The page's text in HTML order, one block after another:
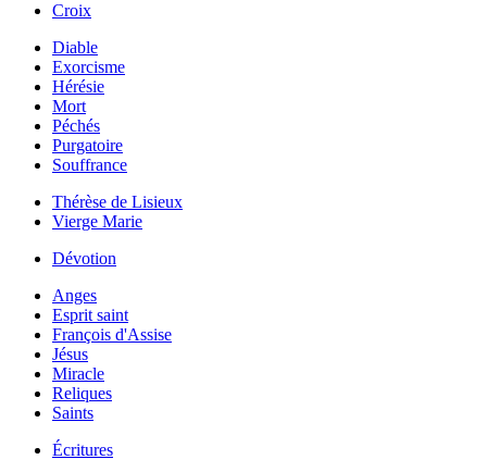
Croix
Diable
Exorcisme
Hérésie
Mort
Péchés
Purgatoire
Souffrance
Thérèse de Lisieux
Vierge Marie
Dévotion
Anges
Esprit saint
François d'Assise
Jésus
Miracle
Reliques
Saints
Écritures